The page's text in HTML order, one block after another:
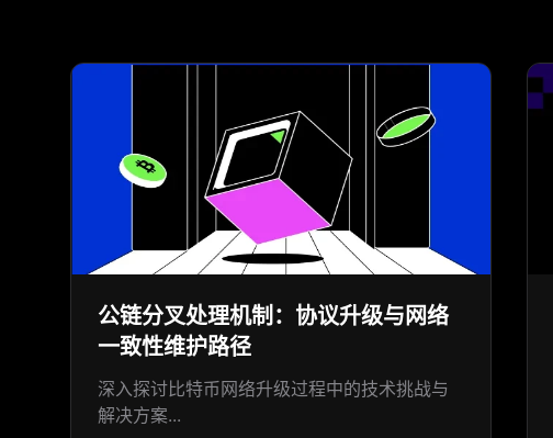
公链分叉处理机制：协议升级与网络
一致性维护路径
深入探讨比特币网络升级过程中的技术挑战与
解决方案...